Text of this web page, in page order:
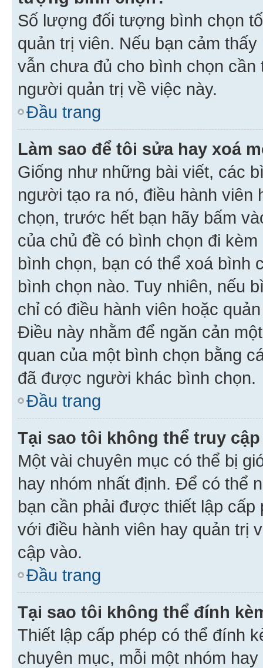
Số lượng đối tượng bình chọn
quản trị viên. Nếu bạn cảm
vẫn chưa đủ cho bình chọn
người quản trị về việc này.
Đầu trang
Làm sao để tôi sửa hay xoá
Giống như những bài viết, các
người tạo ra nó, điều hành
chọn, trước hết bạn hãy bấm
của chủ đề có bình chọn đi
bình chọn, bạn có thể xoá bình
bình chọn nào. Tuy nhiên, nếu
chỉ có điều hành viên hoặc
Điều này nhằm để ngăn cản
quan của một bình chọn bằng
đã được người khác bình chọn.
Đầu trang
Tại sao tôi không thể truy
Một vài chuyên mục có thể bị
hay nhóm nhất định. Để có thể
bạn cần phải được thiết lập
với điều hành viên hay quản trị
cập vào.
Đầu trang
Tại sao tôi không thể đính
Thiết lập cấp phép có thể đính
chuyên mục, mỗi một nhóm